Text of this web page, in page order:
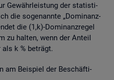
Ge­währ­leis­tung der sta­tis­ti­
die so­ge­nann­te „Do­mi­nanz­
die (1,k)-Do­mi­nanz­re­gel
zu hal­ten, wenn der An­teil
k % be­trägt.
am Bei­spiel der Be­schäf­ti­